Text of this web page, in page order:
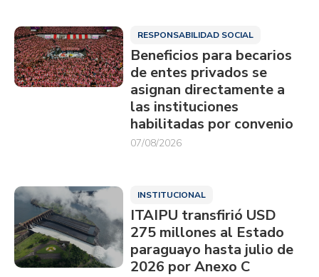
RESPONSABILIDAD SOCIAL
Beneficios para becarios
de entes privados se
asignan directamente a
las instituciones
habilitadas por convenio
07/08/2026
INSTITUCIONAL
ITAIPU transfirió USD
275 millones al Estado
paraguayo hasta julio de
2026 por Anexo C